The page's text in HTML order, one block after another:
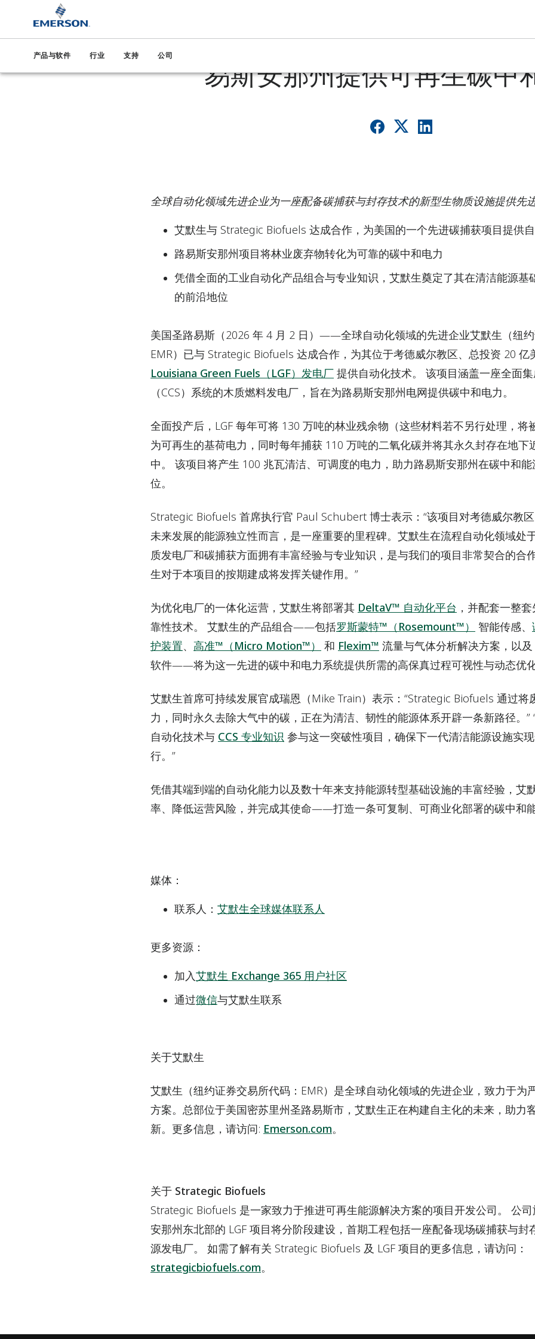
产品与软件 行业 支持 公司艾默生与 Strategic Biofuels 携
易斯安那州提供可再生碳中
全球自动化领域先进企业为一座配备碳捕获与封存技术的新型生物质设施提供先
艾默生与 Strategic Biofuels 达成合作，为美国的一个先进碳捕获项目提供
路易斯安那州项目将林业废弃物转化为可靠的碳中和电力
凭借全面的工业自动化产品组合与专业知识，艾默生奠定了其在清洁能源基
的前沿地位
美国圣路易斯 （2026 年 4 月 2 日）——全球自动化领域的先进企业艾默生（纽
EMR）已与 Strategic Biofuels 达成合作，为其位于考德威尔教区、总投资 20
Louisiana Green Fuels（LGF）发电厂 提供自动化技术。 该项目涵盖一座全面
（CCS）系统的木质燃料发电厂，旨在为路易斯安那州电网提供碳中和电力。
全面投产后，LGF 每年可将 130 万吨的林业残余物（这些材料若不另行处理，将
为可再生的基荷电力，同时每年捕获 110 万吨的二氧化碳并将其永久封存在地下
中。 该项目将产生 100 兆瓦清洁、可调度的电力，助力路易斯安那州在碳中和
位。
Strategic Biofuels 首席执行官 Paul Schubert 博士表示：“该项目对考德威尔教
未来发展的能源独立性而言，是一座重要的里程碑。艾默生在流程自动化领域处
质发电厂和碳捕获方面拥有丰富经验与专业知识，是与我们的项目非常契合的合
生对于本项目的按期建成将发挥关键作用。”
为优化电厂的一体化运营，艾默生将部署其 DeltaV™ 自动化平台 ，并配套一整
靠性技术。 艾默生的产品组合——包括罗斯蒙特™（Rosemount™） 智能传感、
护装置、 高准™（Micro Motion™） 和 Flexim™ 流量与气体分析解决方案，以及
软件——将为这一先进的碳中和电力系统提供所需的高保真过程可视性与动态优化
艾默生首席可持续发展官成瑞恩（Mike Train）表示：“Strategic Biofuels 通过将
力，同时永久去除大气中的碳，正在为清洁、韧性的能源体系开辟一条新路径。”
自动化技术与 CCS 专业知识 参与这一突破性项目，确保下一代清洁能源设施实
行。”
凭借其端到端的自动化能力以及数十年来支持能源转型基础设施的丰富经验，艾
率、降低运营风险，并完成其使命——打造一条可复制、可商业化部署的碳中和能
媒体：
联系人： 艾默生全球媒体联系人
更多资源：
加入艾默生 Exchange 365 用户社区
通过微信与艾默生联系
关于艾默生
艾默生（纽约证券交易所代码：EMR）是全球自动化领域的先进企业，致力于为
方案。总部位于美国密苏里州圣路易斯市，艾默生正在构建自主化的未来，助力
新。更多信息，请访问: Emerson.com。
关于 Strategic Biofuels
Strategic Biofuels 是一家致力于推进可再生能源解决方案的项目开发公司。 公
安那州东北部的 LGF 项目将分阶段建设，首期工程包括一座配备现场碳捕获与
源发电厂。 如需了解有关 Strategic Biofuels 及 LGF 项目的更多信息，请访问：
strategicbiofuels.com。